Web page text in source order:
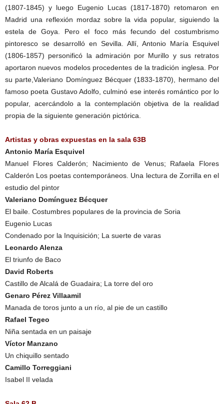
(1807-1845) y luego Eugenio Lucas (1817-1870) retomaron en
Madrid una reflexión mordaz sobre la vida popular, siguiendo la
estela de Goya. Pero el foco más fecundo del costumbrismo
pintoresco se desarrolló en Sevilla. Allí, Antonio María Esquivel
(1806-1857) personificó la admiración por Murillo y sus retratos
aportaron nuevos modelos procedentes de la tradición inglesa. Por
su parte,Valeriano Domínguez Bécquer (1833-1870), hermano del
famoso poeta Gustavo Adolfo, culminó ese interés romántico por lo
popular, acercándolo a la contemplación objetiva de la realidad
propia de la siguiente generación pictórica.
Artistas y obras expuestas en la sala 63B
Antonio María Esquivel
Manuel Flores Calderón; Nacimiento de Venus; Rafaela Flores
Calderón Los poetas contemporáneos. Una lectura de Zorrilla en el
estudio del pintor
Valeriano Domínguez Bécquer
El baile. Costumbres populares de la provincia de Soria
Eugenio Lucas
Condenado por la Inquisición; La suerte de varas
Leonardo Alenza
El triunfo de Baco
David Roberts
Castillo de Alcalá de Guadaira; La torre del oro
Genaro Pérez Villaamil
Manada de toros junto a un río, al pie de un castillo
Rafael Tegeo
Niña sentada en un paisaje
Víctor Manzano
Un chiquillo sentado
Camillo Torreggiani
Isabel II velada